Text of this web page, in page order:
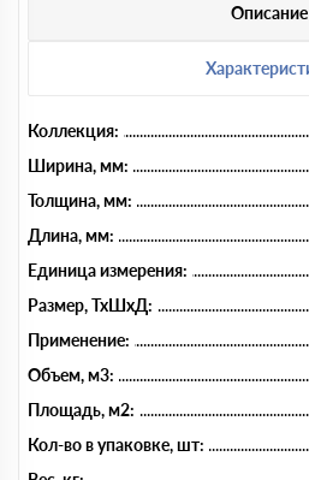
Описание
Коллекция:
Ширина, мм:
Толщина, мм:
Длина, мм:
Единица измерения:
Размер, ТхШхД:
Применение:
Объем, м3:
Площадь, м2:
Кол-во в упаковке, шт: